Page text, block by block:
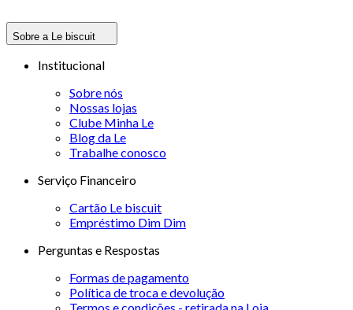
Sobre a Le biscuit
Institucional
Sobre nós
Nossas lojas
Clube Minha Le
Blog da Le
Trabalhe conosco
Serviço Financeiro
Cartão Le biscuit
Empréstimo Dim Dim
Perguntas e Respostas
Formas de pagamento
Política de troca e devolução